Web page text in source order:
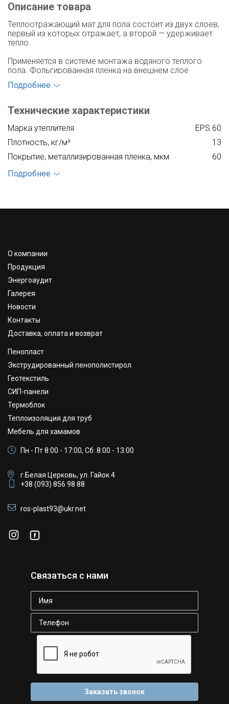
Описание товара
Теплоотражающий мат для пола состоит из двух слоев,
первый из которых отражает, а второй — удерживает
тепло.
Применяется в системе монтажа водяного теплого
пола. Фольгированная пленка на внешнем слое
защищает утеплитель от намокания и обладает
водоотталкивающими свойствами, что позволяет
потери своих полезных качеств.
Пенополистирол или пенопласт, расположенный внутри,
имеет поры, наполненные воздухом. Это наделяет
материал превосходными теплоизоляционными
свойствами, делает его пластичным и долговечным.
Подробнее
Технические характеристики
Марка утеплителя
EPS 60
Плотность, кг/м³
13
Покрытие, металлизированная пленка, мкм
60
Подробнее
О компании
Продукция
Энергоаудит
Галерея
Новости
Контакты
Доставка, оплата и возврат
Пенопласт
Экструдированный пенополистирол
Геотекстиль
СИП-панели
Термоблок
Теплоизоляция для труб
Мебель для хамамов
Пн - Пт 8:00 - 17:00, Сб: 8:00 - 13:00
г.Белая Церковь, ул. Гайок 4
+38 (093) 856 98 88
ros-plast93@ukr.net
Связаться с нами